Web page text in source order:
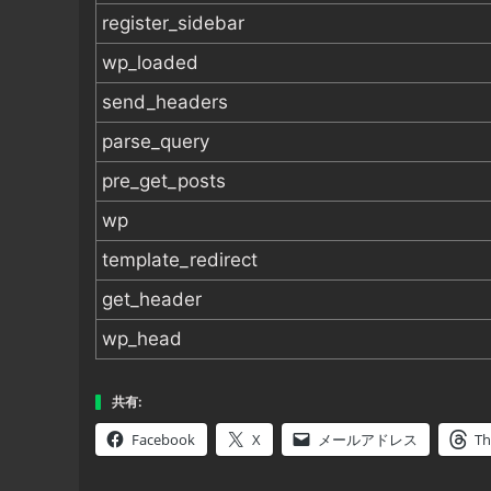
register_sidebar
wp_loaded
send_headers
parse_query
pre_get_posts
wp
template_redirect
get_header
wp_head
共有:
Facebook X メールアドレス